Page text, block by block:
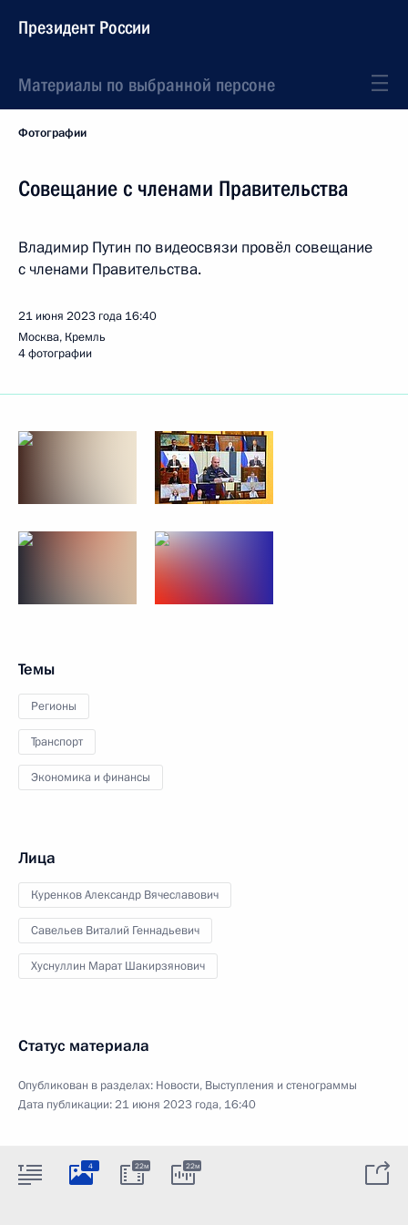
Президент России
Материалы по выбранной персоне
Фотографии
Совещание с членами Правительства
Владимир Путин по видеосвязи провёл совещание
с членами Правительства.
21 июня 2023 года 16:40
Москва, Кремль
4 фотографии
Темы
Регионы
Транспорт
Экономика и финансы
Лица
Куренков Александр Вячеславович
Савельев Виталий Геннадьевич
Хуснуллин Марат Шакирзянович
Статус материала
Опубликован в разделах: Новости, Выступления и стенограммы
Дата публикации:21 июня 2023 года, 16:40
4 22м 22м